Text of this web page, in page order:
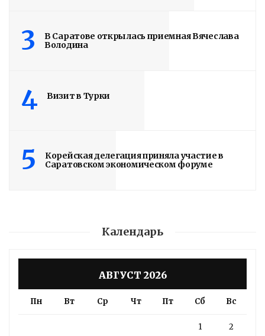
3
В Саратове открылась приемная Вячеслава
Володина
4 Визит в Турки
5
Корейская делегация приняла участие в
Саратовском экономическом форуме
Календарь
АВГУСТ 2026
Пн Вт Ср Чт Пт Сб Вс
1 2
Володин: 31 августа